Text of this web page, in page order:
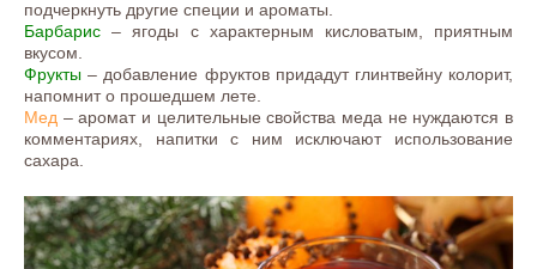
подчеркнуть другие специи и ароматы.
Барбарис – ягоды с характерным кисловатым, приятным
вкусом.
Фрукты – добавление фруктов придадут глинтвейну колорит,
напомнит о прошедшем лете.
Мед – аромат и целительные свойства меда не нуждаются в
комментариях, напитки с ним исключают использование
сахара.